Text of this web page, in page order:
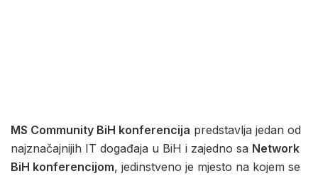
MS Community BiH konferencija predstavlja jedan od
najznačajnijih IT događaja u BiH i zajedno sa Network
BiH konferencijom, jedinstveno je mjesto na kojem se